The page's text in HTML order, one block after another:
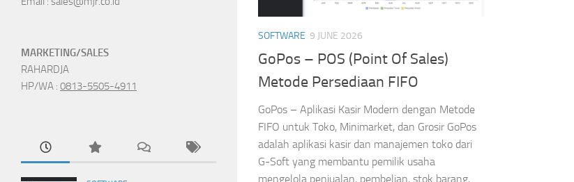
SOFTWARE 9 JUNE 2026
GoPos – POS (Point Of Sales)
Metode Persediaan FIFO
GoPos – Aplikasi Kasir Modern dengan Metode
FIFO untuk Toko, Minimarket, dan Grosir GoPos
adalah aplikasi kasir dan manajemen toko dari
G-Soft yang membantu pemilik usaha
mengelola penjualan, pembelian, stok barang,
MARKETING/SALES
RAHARDJA
HP/WA : 0813-5505-4911